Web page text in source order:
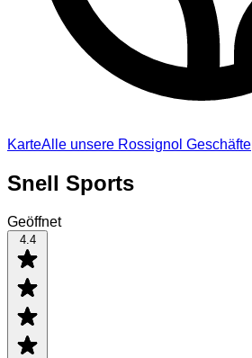
KarteAlle unsere Rossignol Geschäfte
Snell Sports
Geöffnet
4.4